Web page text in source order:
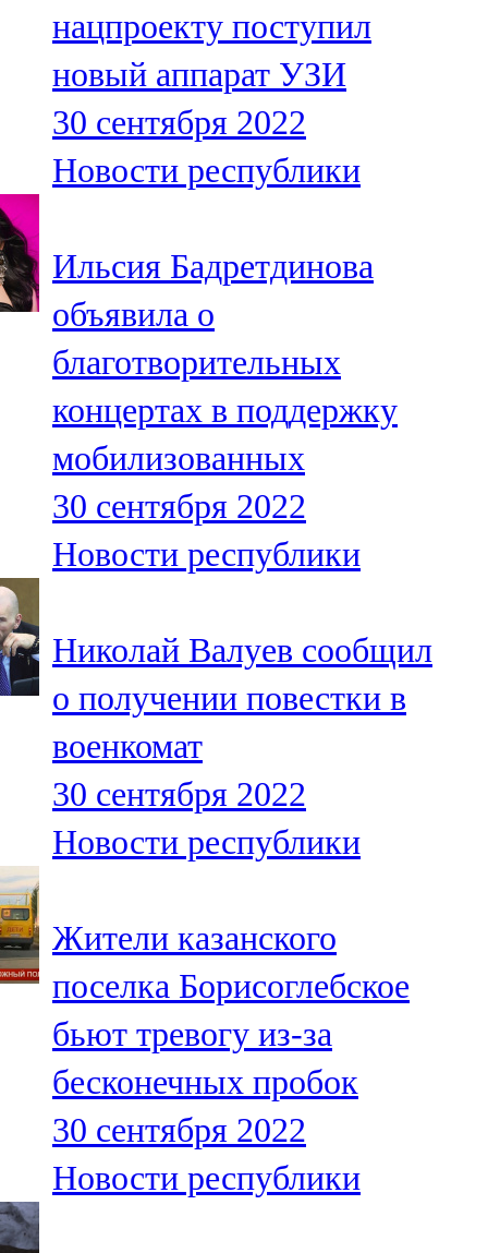
107,8 FM
Теләче
106,1 FM
Түбән Кама
Чирмешән
107,7 FM
Чистай
103,0 FM
Чүпрәле
91,0 FM
Шәмәрдән
Яңа чишмә
107,0 FM
Яр Чаллы
105,5 FM
нацпроекту поступил
новый аппарат УЗИ
30 сентября 2022
Новости республики
Ильсия Бадретдинова
объявила о
благотворительных
концертах в поддержку
мобилизованных
30 сентября 2022
Новости республики
Николай Валуев сообщил
о получении повестки в
военкомат
30 сентября 2022
Новости республики
Жители казанского
поселка Борисоглебское
бьют тревогу из-за
бесконечных пробок
30 сентября 2022
Новости республики